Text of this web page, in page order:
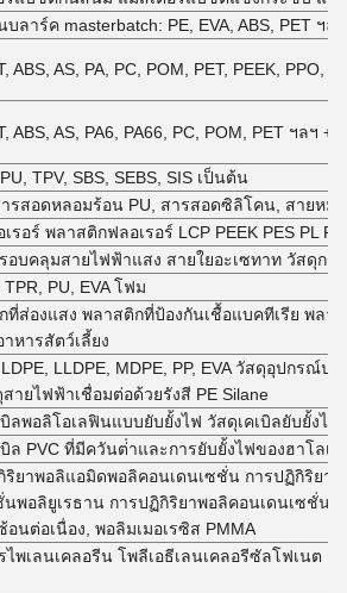
บลาร์ค masterbatch: PE, EVA, ABS, PET ฯ
ABS, AS, PA, PC, POM, PET, PEEK,
ABS, AS, PA6, PA66, PC, POM, PET ฯลฯ
TPV, SBS, SEBS, SIS เป็นต้น
ารสอดหลอมร้อน PU, สารสอดซิลิโคน, สายหมุน
รอร์ พลาสติกฟลอเรอร์ LCP PEEK PES PL
อบคลุมสายไฟฟ้าแสง สายใยอะเซทาท วัสดุกร
PU, EVA โฟม
ที่ส่องแสง พลาสติกที่ป้องกันเชื้อแบคทีเรีย พลา
าหารสัตว์เลี้ยง
LDPE, LLDPE, MDPE, PP, EVA วัสดุอุปกรณ์
ายไฟฟ้าเชื่อมต่อด้วยรังสี PE Silane
บิลพอลิโอเลฟินแบบยับยั้งไฟ วัสดุเคเบิลยับยั้งไ
บิล PVC ที่มีควันต่ําและการยับยั้งไฟของฮาโลเ
ริยาพอลิแอมิดพอลิคอนเดนเซชั่น การปฏิกิริยา
นพอลิยูเรธาน การปฏิกิริยาพอลิคอนเดนเซชั่น
อนต่อเนื่อง, พอลิมเมอเรซิส PMMA
ไพเลนเคลอรีน โพลีเอธีเลนเคลอรีซัลโฟเนต ย